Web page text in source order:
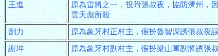
王進
原為雷將之一，投附張叔夜，協防濟州，
雲天彪所殺
劉力 原為象牙村正村主，假扮魯智深誘張叔夜
謝坤 原為象牙村副村主，假扮梁山軍副將誘張